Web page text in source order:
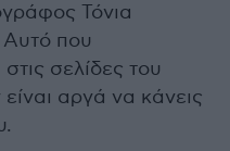
Τόνια
Αυτό που
σελίδες του
είναι αργά να κάνεις